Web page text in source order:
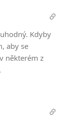
Kdyby
aby se
některém z